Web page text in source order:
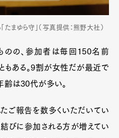
たまゆら守」（写真提供：熊野大社）
のの、参加者は毎回150名前
もある。9割が女性だが最近で
齢は30代が多い。
たご報告を数多くいただいてい
びに参加される方が増えてい